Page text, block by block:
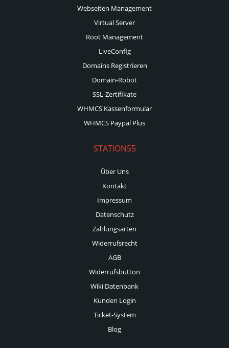
Webseiten Management
Virtual Server
Root Management
LiveConfig
Domains Registrieren
Domain-Robot
SSL-Zertifikate
WHMCS Kassenformular
WHMCS Paypal Plus
STATION55
Über Uns
Kontakt
Impressum
Datenschutz
Zahlungsarten
Widerrufsrecht
AGB
Widerrufsbutton
Wiki Datenbank
Kunden Login
Ticket-System
Blog